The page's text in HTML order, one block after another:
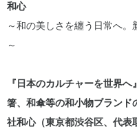
和心
～和の美しさを纏う日常へ
～
『日本のカルチャーを世界
箸、和傘等の和小物ブランド
社和心（東京都渋谷区、代表